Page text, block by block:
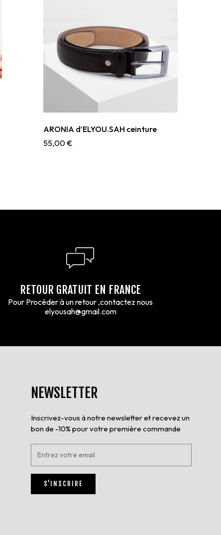
ARONIA d’ELYOU.SAH ceinture
55,00€
RETOUR GRATUIT EN FRANCE
Pour Procéder à un retour ,contactez nous
elyousah@gmail.com
NEWSLETTER
Inscrivez-vous à notre newsletter et recevez un
bon de -10% pour votre première commande
E
t
r
z
S'INSCRIRE